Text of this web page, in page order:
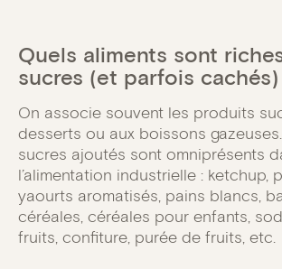
Quels aliments sont
sucres (et parfois cachés)
On associe souvent les produits
desserts ou aux boissons
sucres ajoutés sont omniprésents
l’alimentation industrielle : ketchup,
yaourts aromatisés, pains blancs,
céréales, céréales pour enfants,
fruits, confiture, purée de fruits, etc.